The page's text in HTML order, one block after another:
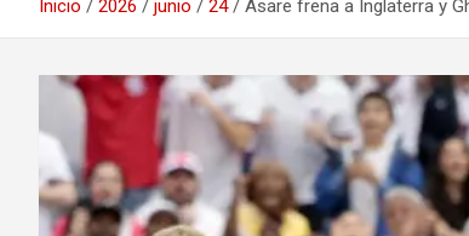
Inicio 2026 junio 24 Asare frena a Inglaterra y